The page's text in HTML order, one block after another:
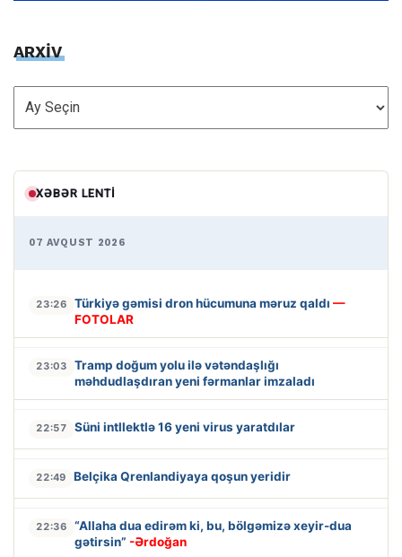
ARXİV
ARXİV
XƏBƏR LENTI
07 AVQUST 2026
23:26 Türkiyə gəmisi dron hücumuna məruz qaldı —
FOTOLAR
23:03
Tramp doğum yolu ilə vətəndaşlığı
məhdudlaşdıran yeni fərmanlar imzaladı
22:57 Süni intllektlə 16 yeni virus yaratdılar
22:49 Belçika Qrenlandiyaya qoşun yeridir
22:36
“Allaha dua edirəm ki, bu, bölgəmizə xeyir-dua
gətirsin” -Ərdoğan